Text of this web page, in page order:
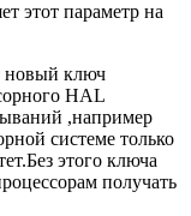
этот параметр на
новый ключ
HAL
,например
системе только
этого ключа
получать